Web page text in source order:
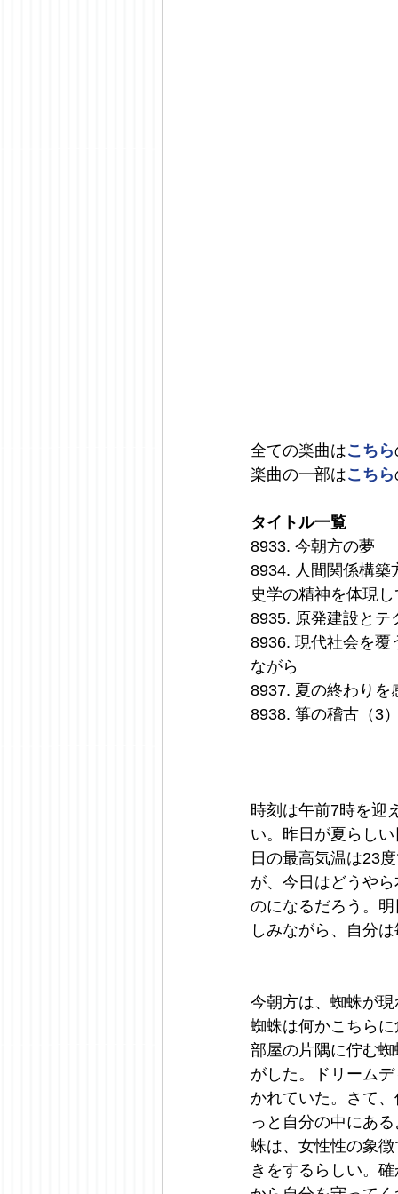
全ての楽曲はこちら
楽曲の一部はこちら
タイトル一覧
8933. 今朝方の夢
8934. 人間関係構築
史学の精神を体現し
8935. 原発建設とテ
8936. 現代社会を覆
ながら
8937. 夏の終わりを
8938. 箏の稽古（3
時刻は午前7時を迎
い。昨日が夏らし
日の最高気温は23
が、今日はどうや
のになるだろう。
しみながら、自分
今朝方は、蜘蛛が
蜘蛛は何かこちら
部屋の片隅に佇む
がした。ドリーム
かれていた。さて
っと自分の中にあ
蛛は、女性性の象
きをするらしい。